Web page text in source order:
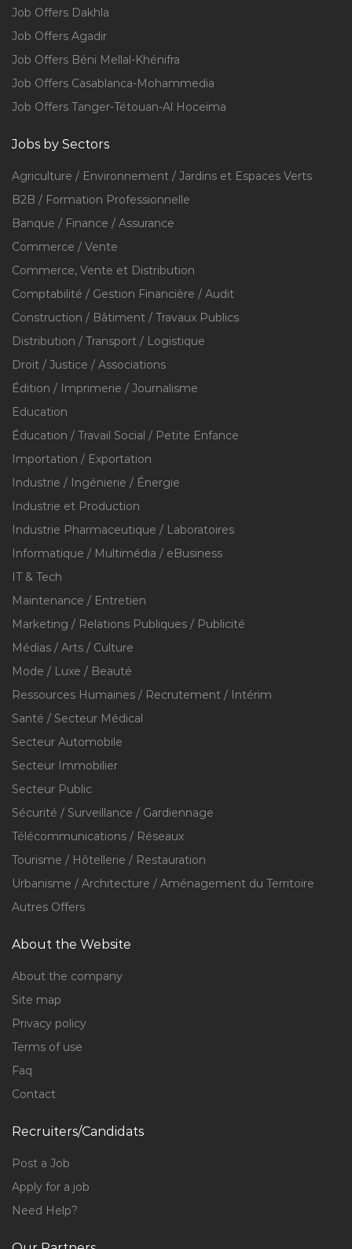
Job Offers Dakhla
Job Offers Agadir
Job Offers Béni Mellal-Khénifra
Job Offers Casablanca-Mohammedia
Job Offers Tanger-Tétouan-Al Hoceïma
Jobs by Sectors
Agriculture / Environnement / Jardins et Espaces Verts
B2B / Formation Professionnelle
Banque / Finance / Assurance
Commerce / Vente
Commerce, Vente et Distribution
Comptabilité / Gestion Financière / Audit
Construction / Bâtiment / Travaux Publics
Distribution / Transport / Logistique
Droit / Justice / Associations
Édition / Imprimerie / Journalisme
Education
Éducation / Travail Social / Petite Enfance
Importation / Exportation
Industrie / Ingénierie / Énergie
Industrie et Production
Industrie Pharmaceutique / Laboratoires
Informatique / Multimédia / eBusiness
IT & Tech
Maintenance / Entretien
Marketing / Relations Publiques / Publicité
Médias / Arts / Culture
Mode / Luxe / Beauté
Ressources Humaines / Recrutement / Intérim
Santé / Secteur Médical
Secteur Automobile
Secteur Immobilier
Secteur Public
Sécurité / Surveillance / Gardiennage
Télécommunications / Réseaux
Tourisme / Hôtellerie / Restauration
Urbanisme / Architecture / Aménagement du Territoire
Autres Offers
About the Website
About the company
Site map
Privacy policy
Terms of use
Faq
Contact
Recruiters/Candidats
Post a Job
Apply for a job
Need Help?